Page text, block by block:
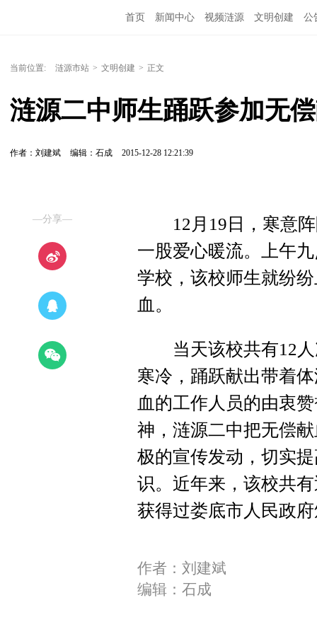
首页 新闻中心 视频涟源 文明创建 公
当前位置: 涟源市站 > 文明创建 > 正文
涟源二中师生踊跃参加无
作者：刘建斌 编辑：石成 2015-12-28 12:21:39
—分享—
12月19日，寒意阵
一股爱心暖流。上午
学校，该校师生就纷
血。
当天该校共有12人
寒冷，踊跃献出带着
血的工作人员的由衷
神，涟源二中把无偿
极的宣传发动，切实
识。近年来，该校共
获得过娄底市人民政
作者：刘建斌
编辑：石成